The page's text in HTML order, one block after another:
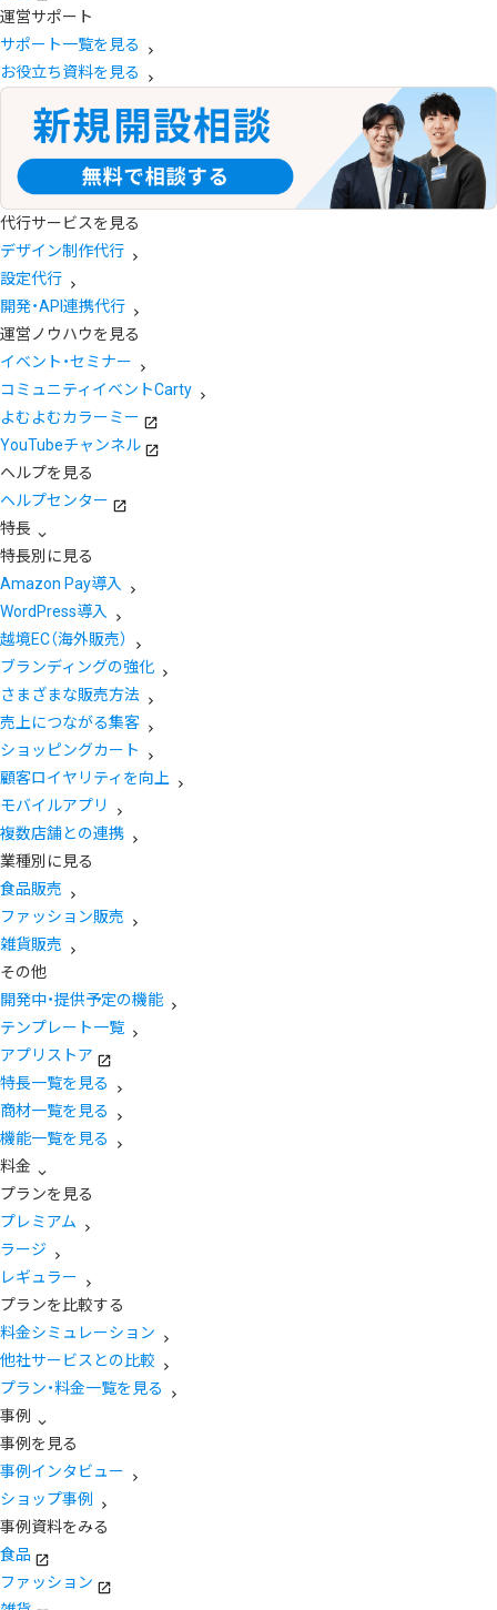
運営サポート
サポート一覧を見る
お役立ち資料を見る
代行サービスを見る
デザイン制作代行
設定代行
開発・API連携代行
運営ノウハウを見る
イベント・セミナー
コミュニティイベントCarty
よむよむカラーミー
YouTubeチャンネル
ヘルプを見る
ヘルプセンター
特長
特長別に見る
Amazon Pay導入
WordPress導入
越境EC（海外販売）
ブランディングの強化
さまざまな販売方法
売上につながる集客
ショッピングカート
顧客ロイヤリティを向上
モバイルアプリ
複数店舗との連携
業種別に見る
食品販売
ファッション販売
雑貨販売
その他
開発中・提供予定の機能
テンプレート一覧
アプリストア
特長一覧を見る
商材一覧を見る
機能一覧を見る
料金
プランを見る
プレミアム
ラージ
レギュラー
プランを比較する
料金シミュレーション
他社サービスとの比較
プラン・料金一覧を見る
事例
事例を見る
事例インタビュー
ショップ事例
事例資料をみる
食品
ファッション